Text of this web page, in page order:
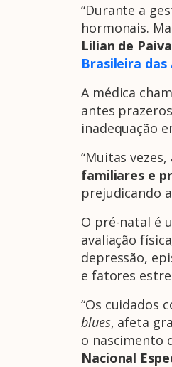
“Durante a
hormonais.
Lilian de
Brasileira das
A médica
antes
inadequação
“Muitas
familiares e
prejudicando
O pré-natal é
avaliação
depressão,
e fatores
“Os cuidados
blues, afeta
o nascimento
Nacional